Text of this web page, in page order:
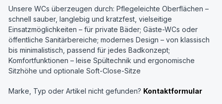
Unsere WCs überzeugen durch: Pflegeleichte Oberflächen –
schnell sauber, langlebig und kratzfest, vielseitige
Einsatzmöglichkeiten – für private Bäder; Gäste-WCs oder
öffentliche Sanitärbereiche; modernes Design – von klassisch
bis minimalistisch, passend für jedes Badkonzept;
Komfortfunktionen – leise Spültechnik und ergonomische
Sitzhöhe und optionale Soft-Close-Sitze
Marke, Typ oder Artikel nicht gefunden? Kontaktformular